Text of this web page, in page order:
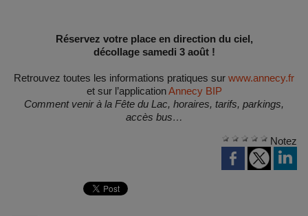
Réservez votre place en direction du ciel,
décollage samedi 3 août !
Retrouvez toutes les informations pratiques sur www.annecy.fr
et sur l’applicationAnnecy BIP
Comment venir à la Fête du Lac, horaires, tarifs, parkings,
accès bus…
Notez